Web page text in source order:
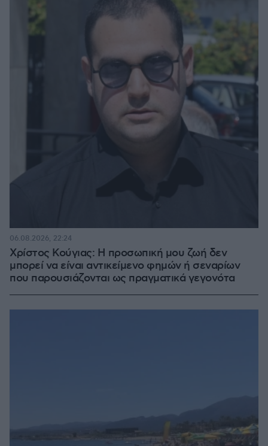
Χρίστος Κούγιας: Η προσωπική μου ζωή δεν
μπορεί να είναι αντικείμενο φημών ή σεναρίων
που παρουσιάζονται ως πραγματικά γεγονότα
06.08.2026, 22:24